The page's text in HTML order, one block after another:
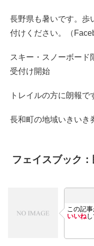
長野県も暑いです。歩
付けください。（
スキー・スノーボー
受付け開始
トレイルの方に朗報で
長和町の地域いきいき
フェイスブック
この記
いいね